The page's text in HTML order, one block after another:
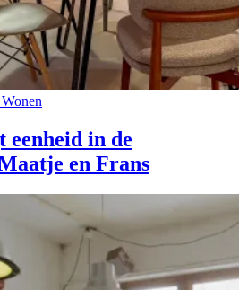
Wonen
eenheid in de
en Frans